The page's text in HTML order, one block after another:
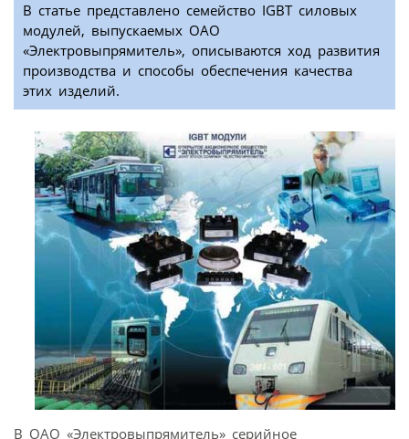
В статье представлено семейство IGBT силовых
модулей, выпускаемых ОАО
«Электровыпрямитель», описываются ход развития
производства и способы обеспечения качества
этих изделий.
В ОАО «Электровыпрямитель» серийное